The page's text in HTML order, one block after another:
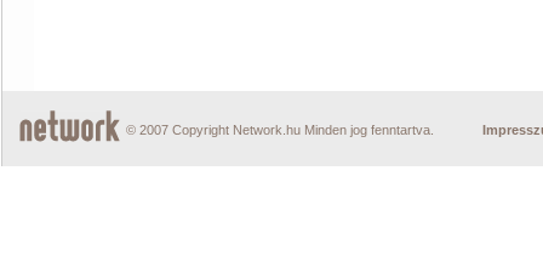
© 2007 Copyright Network.hu Minden jog fenntartva.